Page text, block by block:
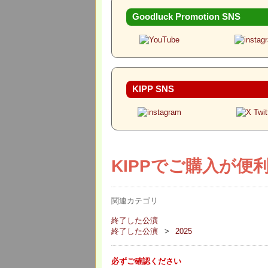
Goodluck Promotion SNS
KIPP SNS
KIPPでご購入が便
関連カテゴリ
終了した公演
終了した公演
2025
必ずご確認ください